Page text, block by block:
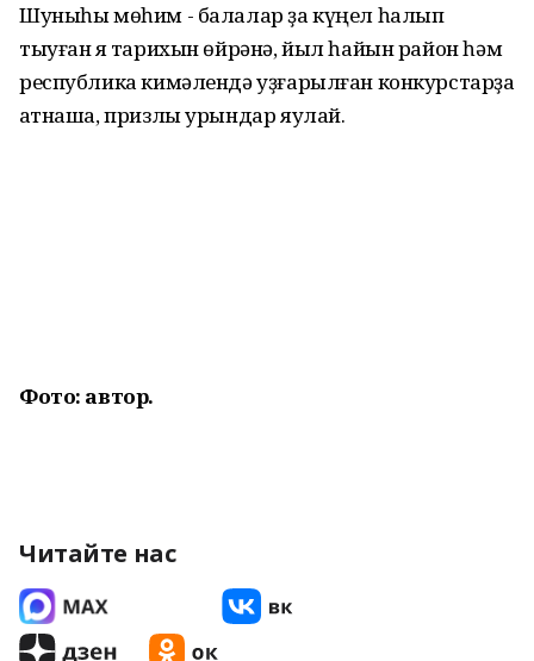
Шуныһы мөһим - балалар ҙа күңел һалып
тыуған яҡ тарихын өйрәнә, йыл һайын район һәм
республика кимәлендә уҙғарылған конкурстарҙа
ҡатнаша, призлы урындар яулай.
Фото: автор.
Читайте нас